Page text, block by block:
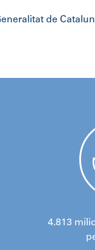
de
4.813